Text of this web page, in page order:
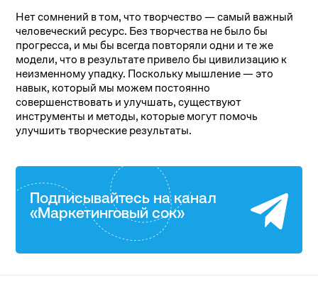
Нет сомнений в том, что творчество — самый важный
человеческий ресурс. Без творчества не было бы
прогресса, и мы бы всегда повторяли одни и те же
модели, что в результате привело бы цивилизацию к
неизменному упадку. Поскольку мышление — это
навык, который мы можем постоянно
совершенствовать и улучшать, существуют
инструменты и методы, которые могут помочь
улучшить творческие результаты.
Подписывайтесь на канал
«Маркетинговый сок»